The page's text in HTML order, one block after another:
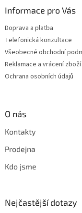
Informace pro Vás
Doprava a platba
Telefonická konzultace
Všeobecné obchodní
Reklamace a vrácení zboží
Ochrana osobních údajů
O nás
Kontakty
Prodejna
Kdo jsme
Nejčastější dotazy